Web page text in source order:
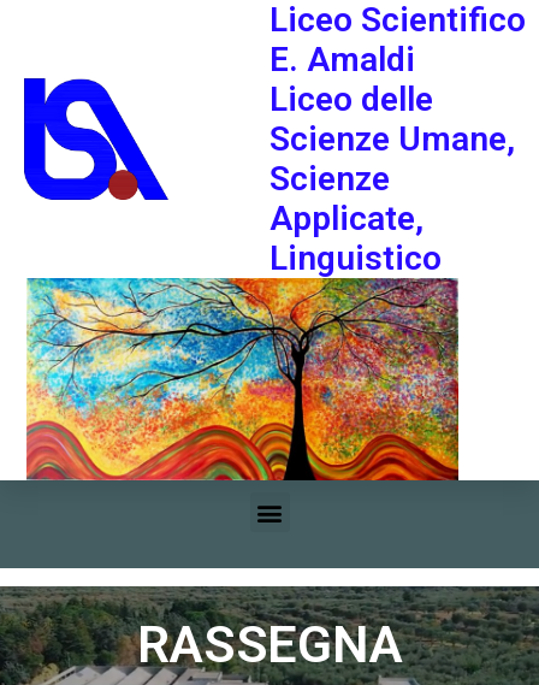
Liceo Scientifico
E. Amaldi
Liceo delle
Scienze Umane,
Scienze
Applicate,
Linguistico
Home»RASSEGNA SINDACALE ANIEF N. 7 – 19 FEBBRAIO 2024
RASSEGNA